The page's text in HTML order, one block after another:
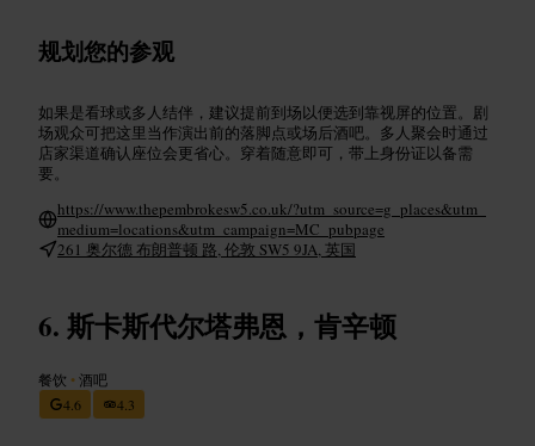
规划您的参观
如果是看球或多人结伴，建议提前到场以便选到靠视屏的位置。剧
场观众可把这里当作演出前的落脚点或场后酒吧。多人聚会时通过
店家渠道确认座位会更省心。穿着随意即可，带上身份证以备需
要。
https://www.thepembrokesw5.co.uk/?utm_source=g_places&utm_
medium=locations&utm_campaign=MC_pubpage
261 奥尔德 布朗普顿 路, 伦敦 SW5 9JA, 英国
斯卡斯代尔塔弗恩，肯辛顿
餐饮 •酒吧
4.6
4.3